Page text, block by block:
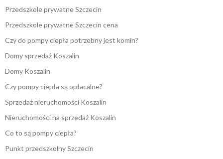
Przedszkole prywatne Szczecin
Przedszkole prywatne Szczecin cena
Czy do pompy ciepła potrzebny jest komin?
Domy sprzedaż Koszalin
Domy Koszalin
Czy pompy ciepła są opłacalne?
Sprzedaż nieruchomości Koszalin
Nieruchomości na sprzedaż Koszalin
Co to są pompy ciepła?
Punkt przedszkolny Szczecin